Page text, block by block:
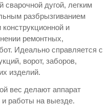
сварочной дугой, легким
разбрызгиванием
и
ремонтных,
Идеально справляется с
ворот, заборов,
изделий.
вес делают аппарат
работы на выезде.